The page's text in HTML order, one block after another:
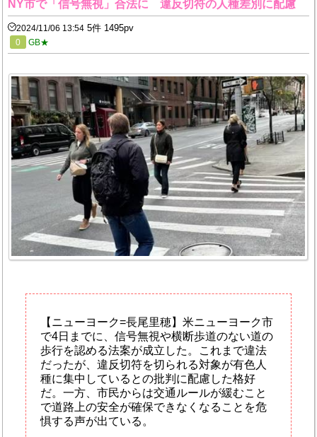
NY市で「信号無視」合法に 違反切符の人種差別に配慮
2024/11/06 13:54 5件 1495pv
0 GB★
【ニューヨーク=長尾里穂】米ニューヨーク市
で4日までに、信号無視や横断歩道のない道の
歩行を認める法案が成立した。これまで違法
だったが、違反切符を切られる対象が有色人
種に集中しているとの批判に配慮した格好
だ。一方、市民からは交通ルールが緩むこと
で道路上の安全が確保できなくなることを危
惧する声が出ている。